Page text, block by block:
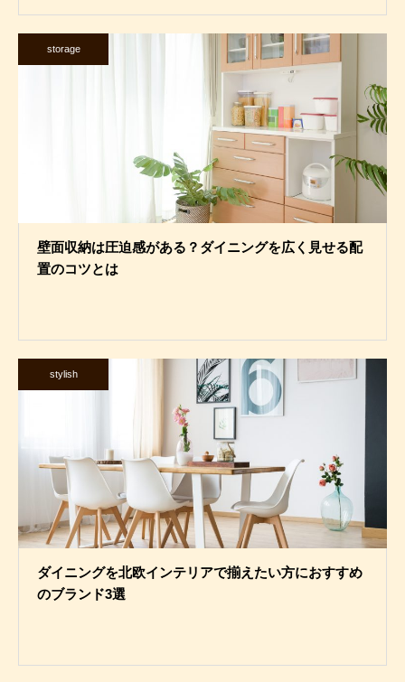
storage
壁面収納は圧迫感がある？ダイニングを広く見せる配
置のコツとは
stylish
ダイニングを北欧インテリアで揃えたい方におすすめ
のブランド3選